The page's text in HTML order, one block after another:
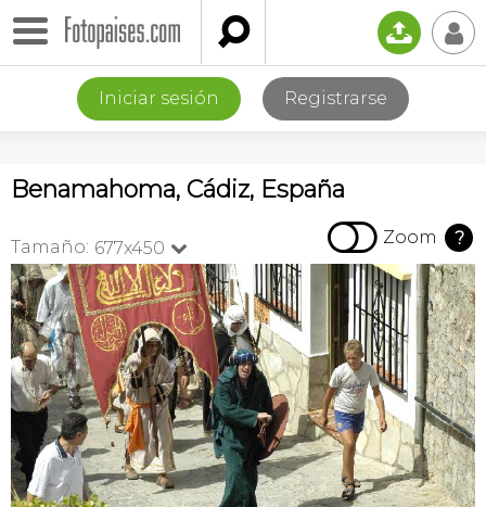
 📤 👤
Iniciar sesión Registrarse
Benamahoma, Cádiz, España
Tamaño: 677x450   Zoom ?